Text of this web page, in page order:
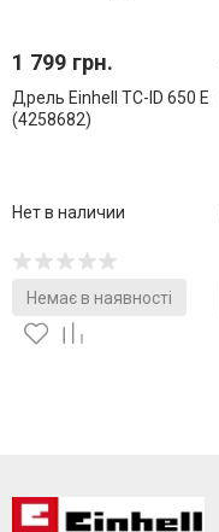
1 799 грн.
Дрель Einhell TC-ID 650 E
(4258682)
Нет в наличии
Немає в наявності